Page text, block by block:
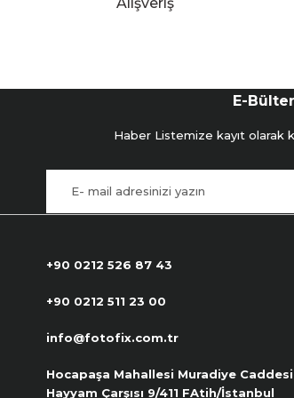
E-
Haber Listemize kayıt olarak
+90 0212 526 87 43
+90 0212 511 23 00
info@fotofix.com.tr
Hocapaşa Mahallesi Muradiye Caddesi
Hayyam Çarşısı 9/411 FAtih/İstanbul